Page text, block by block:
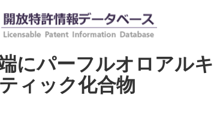
にパーフルオロアル
ィック化合物